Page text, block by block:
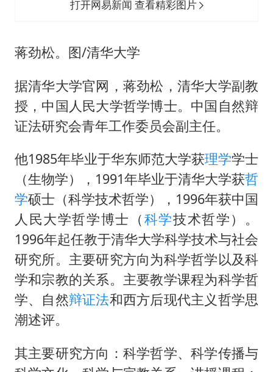
打开网易新闻 查看精彩图片
蒋劲松。图/清华大学
据清华大学官网，蒋劲松，清华大学副教
授，中国人民大学哲学博士。中国自然辩
证法研究会青年工作委员会副主任。
他1985年毕业于华东师范大学获理学学士
（生物学），1991年毕业于清华大学获哲
学硕士（科学技术哲学），1996年获中国
人民大学哲学博士（科学技术哲学）。
1996年起任教于清华大学科学技术与社会
研究所。主要研究方向为科学哲学以及科
学和宗教的关系。主要教学课程为科学哲
学、自然辩证法和西方后现代主义哲学思
潮述评。
其主要研究方向：科学哲学、科学传播与